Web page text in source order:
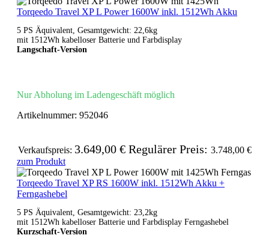
Torqeedo Travel XP L Power 1600W inkl. 1512Wh Akku
5 PS Äquivalent, Gesamtgewicht: 22,6kg
mit 1512Wh kabelloser Batterie und Farbdisplay
Langschaft-Version
Nur Abholung im Ladengeschäft möglich
Artikelnummer: 952046
Verkaufspreis: 3.649,00 € Regulärer Preis: 3.748,00 €
zum Produkt
Torqeedo Travel XP RS 1600W inkl. 1512Wh Akku +
Ferngashebel
5 PS Äquivalent, Gesamtgewicht: 23,2kg
mit 1512Wh kabelloser Batterie und Farbdisplay Ferngashebel
Kurzschaft-Version